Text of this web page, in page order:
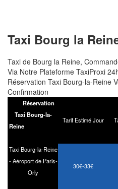
Taxi Bourg la
Taxi de Bourg la Reine,
Via Notre Plateforme TaxiProxi
Réservation Taxi Bourg-la-Reine
Confirmation
Réservation
Taxi Bourg-la-
Reine
Tarif Estimé Jour
Taxi Bourg-la-Reine
-Aéroport de Paris-
Orly
30€-33€